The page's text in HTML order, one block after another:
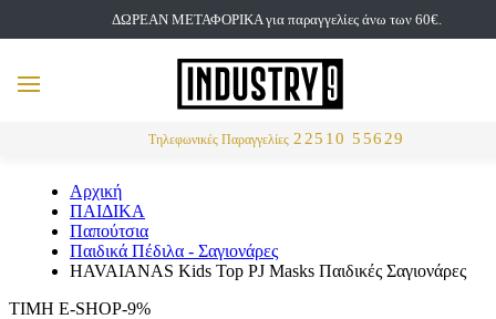
ΔΩΡΕΑΝ ΜΕΤΑΦΟΡΙΚΑ για παραγγελίες άνω των 60€.
Τηλεφωνικές Παραγγελίες 22510 55629
MENU
Αρχική
ΠΑΙΔΙΚΑ
Παπούτσια
Παιδικά Πέδιλα - Σαγιονάρες
HAVAIANAS Kids Top PJ Masks Παιδικές Σαγιονάρες
ΤΙΜΗ E-SHOP-9%